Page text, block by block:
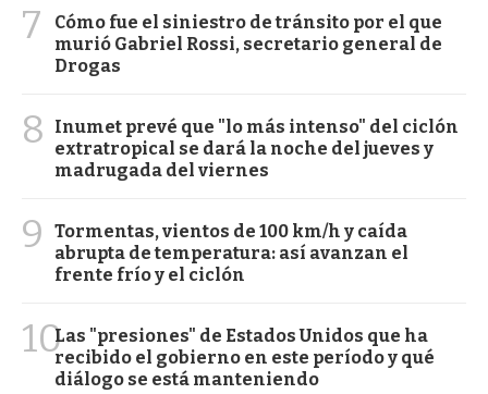
7
Cómo fue el siniestro de tránsito por el que
murió Gabriel Rossi, secretario general de
Drogas
8
Inumet prevé que "lo más intenso" del ciclón
extratropical se dará la noche del jueves y
madrugada del viernes
9
Tormentas, vientos de 100 km/h y caída
abrupta de temperatura: así avanzan el
frente frío y el ciclón
10Las "presiones" de Estados Unidos que ha
recibido el gobierno en este período y qué
diálogo se está manteniendo